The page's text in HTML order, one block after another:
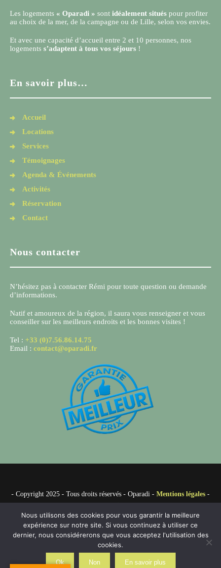
Les logements « Oparadi » sont idéalement situés pour profiter
au choix de la mer, de la campagne ou de Lille, selon vos envies.
Et avec une capacité d’accueil entre 2 et 10 personnes, nos
logements s’adaptent à tous vos séjours !
En savoir plus…
Accueil
Locations
Services
Témoignages
Agenda & Événements
Activités
Réservation
Contact
Nous contacter
N’hésitez pas à contacter Rémi pour toute question ou demande
d’informations.
Natif et amoureux de la région, il saura vous renseigner et vous
conseiller sur les meilleurs endroits et les bonnes visites !
Tel : +33 (0)7.56.86.14.75
Email : contact@oparadi.fr
- Copyright 2025 - Tous droits réservés - Oparadi - Mentions légales -
Nous utilisons des cookies pour vous garantir la meilleure
expérience sur notre site. Si vous continuez à utiliser ce
dernier, nous considérerons que vous acceptez l'utilisation des
cookies.
Ok Non En savoir plus